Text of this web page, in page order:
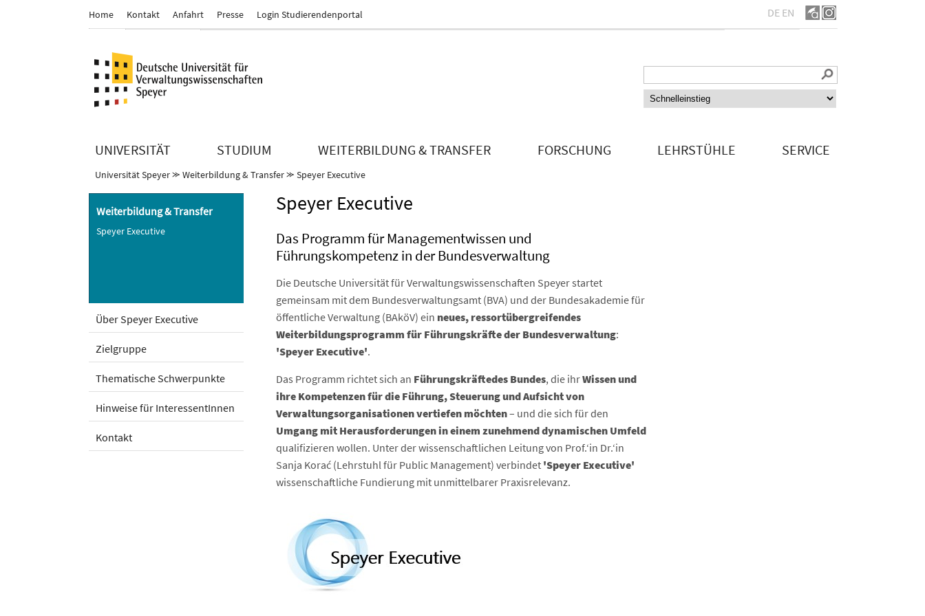
Home Kontakt Anfahrt Presse Login Studierendenportal DE EN
UNIVERSITÄT STUDIUM WEITERBILDUNG & TRANSFER FORSCHUNG LEHRSTÜHLE SERVICE
Universität Speyer⪼ Weiterbildung & Transfer⪼ Speyer Executive
Weiterbildung & Transfer
Speyer Executive
Über Speyer Executive
Zielgruppe
Thematische Schwerpunkte
Hinweise für InteressentInnen
Kontakt
Speyer Executive
Das Programm für Managementwissen und
Führungskompetenz in der Bundesverwaltung
Die Deutsche Universität für Verwaltungswissenschaften Speyer startet
gemeinsam mit dem Bundesverwaltungsamt (BVA) und der Bundesakademie für
öffentliche Verwaltung (BAköV) ein neues, ressortübergreifendes
Weiterbildungsprogramm für Führungskräfte der Bundesverwaltung:
'Speyer Executive'.
Das Programm richtet sich an Führungskräftedes Bundes, die ihrWissen und
ihre Kompetenzen für die Führung, Steuerung und Aufsicht von
Verwaltungsorganisationen vertiefen möchten– und die sich für den
Umgang mit Herausforderungen in einem zunehmend dynamischen Umfeld
qualifizieren wollen. Unter der wissenschaftlichen Leitung von Prof.‘in Dr.‘in
Sanja Korać (Lehrstuhl für Public Management) verbindet 'Speyer Executive'
wissenschaftliche Fundierung mit unmittelbarer Praxisrelevanz.